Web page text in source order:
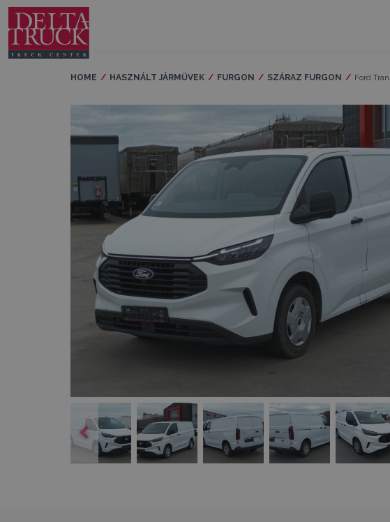
HOME HASZNÁLT JÁRMŰVEK FURGON SZÁRAZ FURGON Current:
Ford